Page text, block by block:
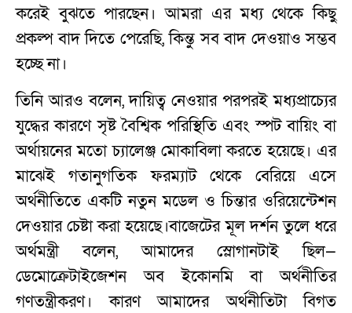
করেই বুঝতে পারছেন। আমরা এর মধ্য থেকে কিছু
প্রকল্প বাদ দিতে পেরেছি, কিন্তু সব বাদ দেওয়াও সম্ভব
হচ্ছে না।
তিনি আরও বলেন, দায়িত্ব নেওয়ার পরপরই মধ্যপ্রাচ্যের
যুদ্ধের কারণে সৃষ্ট বৈশ্বিক পরিস্থিতি এবং স্পট বায়িং বা
অর্থায়নের মতো চ্যালেঞ্জ মোকাবিলা করতে হয়েছে। এর
মাঝেই গতানুগতিক ফরম্যাট থেকে বেরিয়ে এসে
অর্থনীতিতে একটি নতুন মডেল ও চিন্তার ওরিয়েন্টেশন
দেওয়ার চেষ্টা করা হয়েছে।বাজেটের মূল দর্শন তুলে ধরে
অর্থমন্ত্রী বলেন, আমাদের স্লোগানটাই ছিল—
ডেমোক্রেটাইজেশন অব ইকোনমি বা অর্থনীতির
গণতন্ত্রীকরণ। কারণ আমাদের অর্থনীতিটা বিগত